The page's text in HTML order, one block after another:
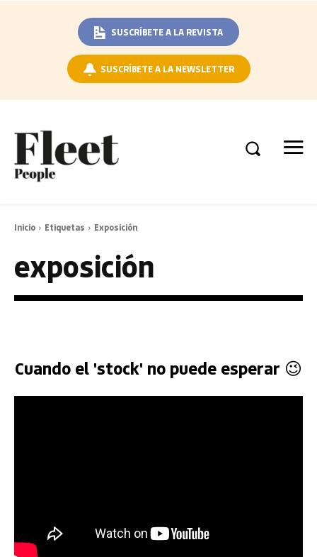
SUSCRÍBETE A LA REVISTA
SUSCRÍBETE A LA NEWSLETTER
Inicio Etiquetas Exposición
exposición
Cuando el 'stock' no puede esperar 😉